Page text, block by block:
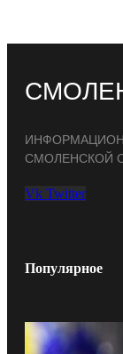
СМОЛЕНСКОЙ
Vk Twitter
Популярное